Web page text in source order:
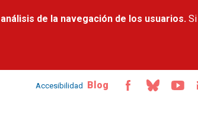
contenido
de la navegación de los usuarios.
Accesibilidad Blog